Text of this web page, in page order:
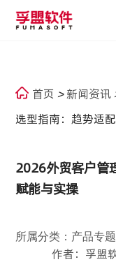
首页 > 新闻资讯
选型指南：趋势适
2026外贸客户管
赋能与实操
所属分类：产品专题
作者：孚盟